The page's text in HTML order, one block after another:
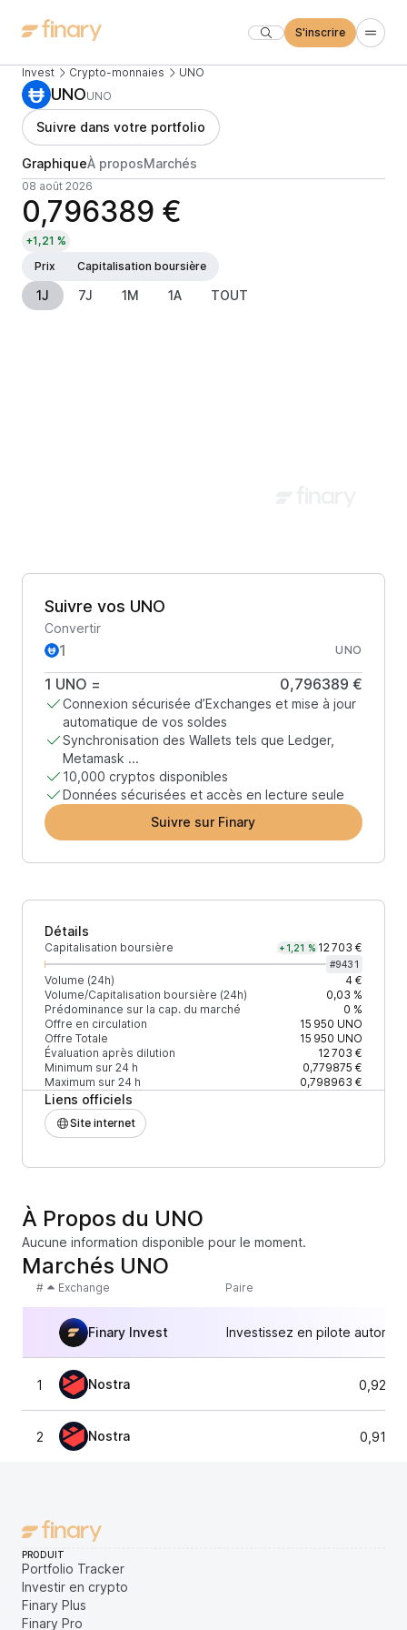
S'inscrire
Invest Crypto-monnaies UNO
UNOUNO
Suivre dans votre portfolio
GraphiqueÀ proposMarchés
08 août 2026
0,796389 €
+1,21 %
Prix
Capitalisation boursière
1J 7J 1M 1A TOUT
Suivre vos UNO
Convertir
UNO
1 UNO = 0,796389 €
Connexion sécurisée d’Exchanges et mise à jour
automatique de vos soldes
Synchronisation des Wallets tels que Ledger,
Metamask ...
10,000 cryptos disponibles
Données sécurisées et accès en lecture seule
Suivre sur Finary
Détails
Capitalisation boursière +1,21 % 12 703 €
#9431
Volume (24h)
4 €
Volume/Capitalisation boursière (24h)
0,03 %
Prédominance sur la cap. du marché
0 %
Offre en circulation
15 950 UNO
Offre Totale
15 950 UNO
Évaluation après dilution
12 703 €
Minimum sur 24 h
0,779875 €
Maximum sur 24 h
0,798963 €
Liens officiels
Site internet
À Propos du UNO
Aucune information disponible pour le moment.
Marchés UNO
# Exchange Paire
Finary Invest Investissez en pilote
1 Nostra
2 Nostra
PRODUIT
Portfolio Tracker
Investir en crypto
Finary Plus
Finary Pro